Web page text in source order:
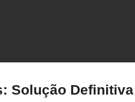
para Bico de Impressora
Solução